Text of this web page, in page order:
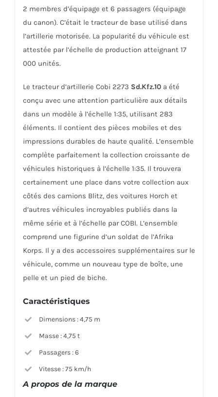
2 membres d’équipage et 6 passagers (équipage
du canon). C’était le tracteur de base utilisé dans
l’artillerie motorisée. La popularité du véhicule est
attestée par l’échelle de production atteignant 17
000 unités.
Le tracteur d’artillerie Cobi 2273 Sd.Kfz.10a été
conçu avec une attention particulière aux détails
dans un modèle à l’échelle 1:35, utilisant 283
éléments. Il contient des pièces mobiles et des
impressions durables de haute qualité. L’ensemble
complète parfaitement la collection croissante de
véhicules historiques à l’échelle 1:35. Il trouvera
certainement une place dans votre collection aux
côtés des camions Blitz, des voitures Horch et
d’autres véhicules incroyables publiés dans la
même série et à l’échelle par COBI. L’ensemble
comprend une figurine d’un soldat de l’Afrika
Korps. Il y a des accessoires supplémentaires sur le
véhicule, comme un nouveau type de boîte, une
pelle et un pied de biche.
Caractéristiques
Dimensions : 4,75 m
Masse : 4,75 t
Passagers : 6
Vitesse : 75 km/h
A propos de la marque